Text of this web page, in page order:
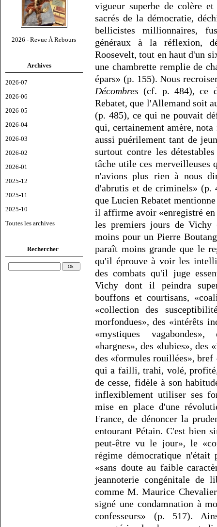
2026 - Revue À Rebours
Archives
2026-07
2026-06
2026-05
2026-04
2026-03
2026-02
2026-01
2025-12
2025-11
2025-10
Toutes les archives
Rechercher
vigueur superbe de colère
sacrés de la démocratie,
bellicistes millionnaires,
généraux à la réflexion,
Roosevelt, tout en haut d'un
une chambrette remplie de
épars» (p. 155). Nous
Décombres (cf. p. 484), ce
Rebatet, que l'Allemand soit
(p. 485), ce qui ne pouvait
qui, certainement amère,
aussi puérilement tant de
surtout contre les
tâche utile ces merveilleuses
n'avions plus rien à nous
d'abrutis et de criminels» (p.
que Lucien Rebatet
il affirme avoir «enregistré en
les premiers jours de Vichy
moins pour un Pierre
paraît moins grande que le
qu'il éprouve à voir les
des combats qu'il juge
Vichy dont il peindra
bouffons et courtisans,
«collection des
morfondues», des «intérêts
«mystiques
«hargnes», des «lubies», des
des «formules rouillées», bref
qui a failli, trahi, volé,
de cesse, fidèle à son
inflexiblement utiliser ses
mise en place d'une
France, de dénoncer la
entourant Pétain. C'est bien
peut-être vu le jour», le
régime démocratique
«sans doute au faible
jeannoterie congénitale de
comme M. Maurice
signé une condamnation à
confesseurs» (p. 517).